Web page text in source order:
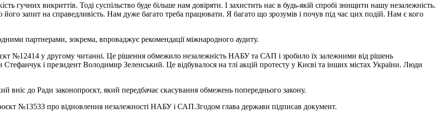
гучних викриттів. Тоді суспільство буде більше нам довіряти. І захистить нас в будь-якій спробі знищити нашу незалежність.
запит на справедливість. Нам дуже багато треба працювати. Я багато що зрозумів і почув під час цих подій. Нам є кого
партнерами, зокрема, впроваджує рекомендації міжнародного аудиту.
№12414 у другому читанні. Це рішення обмежило незалежність НАБУ та САП і зробило їх залежними від рішень
і президент Володимир Зеленський. Це відбувалося на тлі акцій протесту у Києві та інших містах України. Люди
вніс до Ради законопроєкт, який передбачає скасування обмежень попереднього закону.
№13533 про відновлення незалежності НАБУ і САП.Згодом глава держави підписав документ.